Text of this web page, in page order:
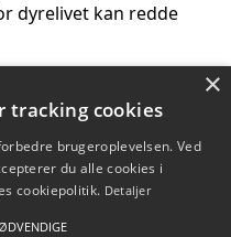
dyrelivet kan redde
støtte bevarelsen
Aps
×
tracking cookies
brugeroplevelsen. Ved
du alle cookies i
cookiepolitik. Detaljer